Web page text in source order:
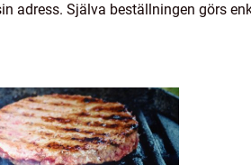
adress. Själva beställningen görs